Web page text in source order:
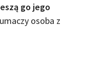
go jego
osoba z